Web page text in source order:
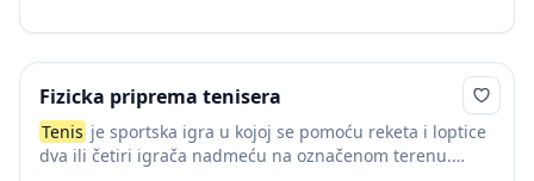
Fizicka priprema tenisera
Tenis je sportska igra u kojoj se pomoću reketa i loptice
dva ili četiri igrača nadmeću na označenom terenu.